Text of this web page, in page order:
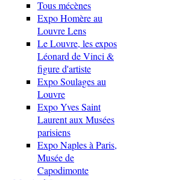
Tous mécènes
Expo Homère au
Louvre Lens
Le Louvre, les expos
Léonard de Vinci &
figure d'artiste
Expo Soulages au
Louvre
Expo Yves Saint
Laurent aux Musées
parisiens
Expo Naples à Paris,
Musée de
Capodimonte